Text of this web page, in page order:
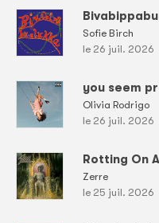
Sofie Birch
le 26 juil. 2026
you seem
Olivia Rodrigo
le 26 juil. 2026
Rotting On
Zerre
le 25 juil. 2026